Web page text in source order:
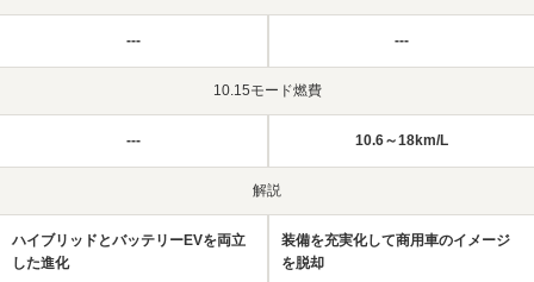
--- ---
10.15モード燃費
--- 10.6～18km/L
解説
ハイブリッドとバッテリーEVを両立
した進化
装備を充実化して商用車のイメージ
を脱却